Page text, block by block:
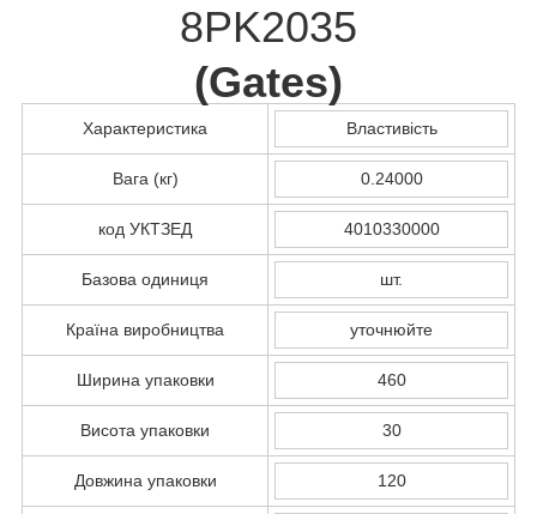
8PK2035
(Gates)
Характеристика Властивість
Вага (кг) 0.24000
код УКТЗЕД 4010330000
Базова одиниця шт.
Країна виробництва уточнюйте
Ширина упаковки 460
Висота упаковки 30
Довжина упаковки 120